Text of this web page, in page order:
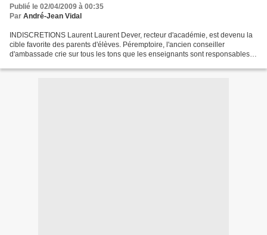
Publié le 02/04/2009 à 00:35
Par André-Jean Vidal
INDISCRETIONS Laurent Laurent Dever, recteur d'académie, est devenu la
cible favorite des parents d'élèves. Péremptoire, l'ancien conseiller
d'ambassade crie sur tous les tons que les enseignants sont responsables et